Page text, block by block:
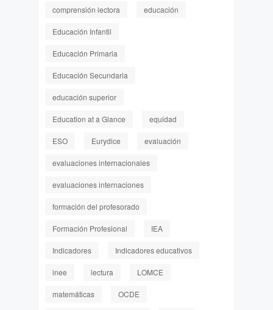
comprensión lectora educación
Educación Infantil
Educación Primaria
Educación Secundaria
educación superior
Education at a Glance equidad
ESO Eurydice evaluación
evaluaciones internacionales
evaluaciones internaciones
formación del profesorado
Formación Profesional IEA
Indicadores Indicadores educativos
inee lectura LOMCE
matemáticas OCDE